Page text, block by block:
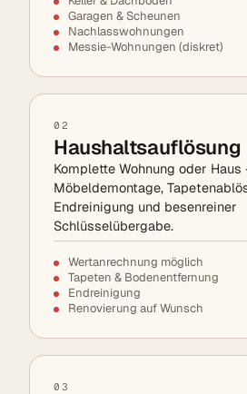
Garagen & Scheunen
Nachlasswohnungen
Messie-Wohnungen (diskret)
02
Haushaltsauflösung
Komplette Wohnung oder
Möbeldemontage,
Endreinigung und besenreiner
Schlüsselübergabe.
Wertanrechnung möglich
Tapeten & Bodenentfernung
Endreinigung
Renovierung auf Wunsch
03